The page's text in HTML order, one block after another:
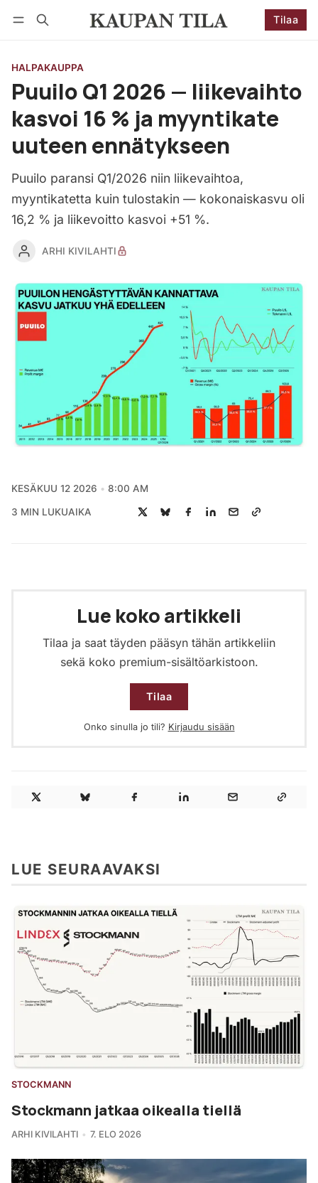
Tilaa
HALPAKAUPPA
Puuilo Q1 2026 — liikevaihto
kasvoi 16 % ja myyntikate
uuteen ennätykseen
Puuilo paransi Q1/2026 niin liikevaihtoa,
myyntikatetta kuin tulostakin — kokonaiskasvu oli
16,2 % ja liikevoitto kasvoi +51 %.
ARHI KIVILAHTI
KESÄKUU 12 2026 8:00 AM
3 MIN LUKUAIKA
Lue koko artikkeli
Tilaa ja saat täyden pääsyn tähän artikkeliin
sekä koko premium-sisältöarkistoon.
Tilaa
Onko sinulla jo tili? Kirjaudu sisään
LUE SEURAAVAKSI
STOCKMANN
Stockmann jatkaa oikealla tiellä
ARHI KIVILAHTI 7. ELO 2026